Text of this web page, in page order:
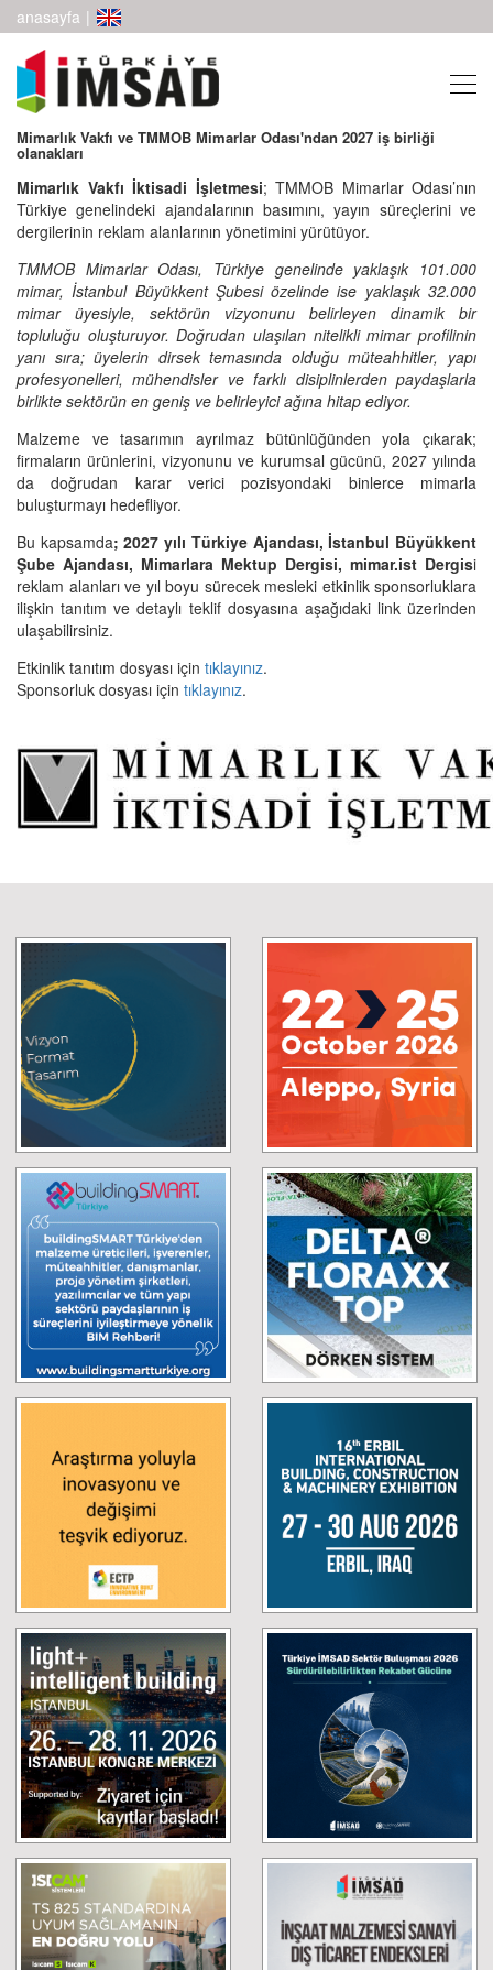
anasayfa |
Mimarlık Vakfı ve TMMOB Mimarlar Odası'ndan 2027 iş birliği
olanakları
Mimarlık Vakfı İktisadi İşletmesi; TMMOB Mimarlar Odası’nın
Türkiye genelindeki ajandalarının basımını, yayın süreçlerini ve
dergilerinin reklam alanlarının yönetimini yürütüyor.
TMMOB Mimarlar Odası, Türkiye genelinde yaklaşık 101.000
mimar, İstanbul Büyükkent Şubesi özelinde ise yaklaşık 32.000
mimar üyesiyle, sektörün vizyonunu belirleyen dinamik bir
topluluğu oluşturuyor. Doğrudan ulaşılan nitelikli mimar profilinin
yanı sıra; üyelerin dirsek temasında olduğu müteahhitler, yapı
profesyonelleri, mühendisler ve farklı disiplinlerden paydaşlarla
birlikte sektörün en geniş ve belirleyici ağına hitap ediyor.
Malzeme ve tasarımın ayrılmaz bütünlüğünden yola çıkarak;
firmaların ürünlerini, vizyonunu ve kurumsal gücünü, 2027 yılında
da doğrudan karar verici pozisyondaki binlerce mimarla
buluşturmayı hedefliyor.
Bu kapsamda; 2027 yılı Türkiye Ajandası, İstanbul Büyükkent
Şube Ajandası, Mimarlara Mektup Dergisi, mimar.ist Dergisi
reklam alanları ve yıl boyu sürecek mesleki etkinlik sponsorluklara
ilişkin tanıtım ve detaylı teklif dosyasına aşağıdaki link üzerinden
ulaşabilirsiniz.
Etkinlik tanıtım dosyası için tıklayınız.
Sponsorluk dosyası için tıklayınız.